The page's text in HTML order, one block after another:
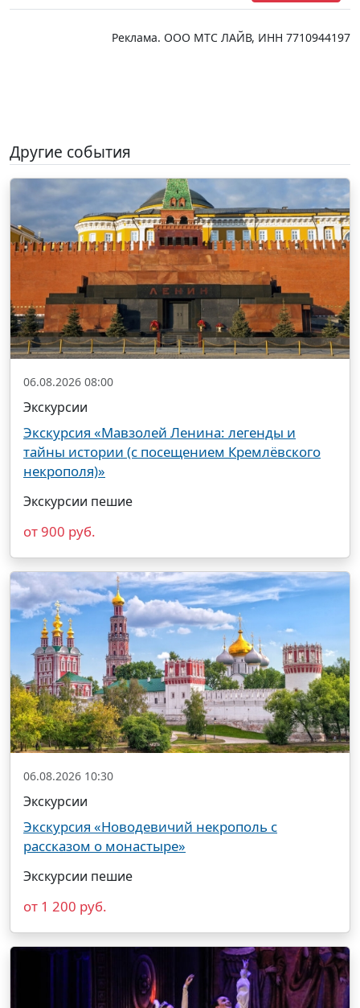
Реклама. ООО МТС ЛАЙВ, ИНН 7710944197
Другие события
06.08.2026 08:00
Экскурсии
Экскурсия «Мавзолей Ленина: легенды и
тайны истории (с посещением Кремлёвского
некрополя)»
Экскурсии пешие
от 900 руб.
06.08.2026 10:30
Экскурсии
Экскурсия «Новодевичий некрополь с
рассказом о монастыре»
Экскурсии пешие
от 1 200 руб.